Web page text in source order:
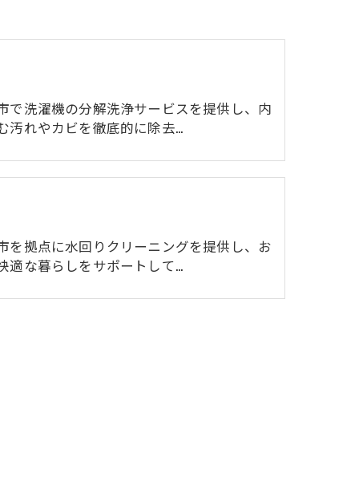
で洗濯機の分解洗浄サービスを提供し、内
汚れやカビを徹底的に除去…
を拠点に水回りクリーニングを提供し、お
適な暮らしをサポートして…